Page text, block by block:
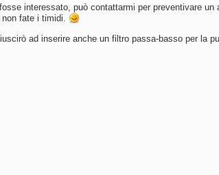
interessato, può contattarmi per preventivare
fate i timidi.
ad inserire anche un filtro passa-basso per la